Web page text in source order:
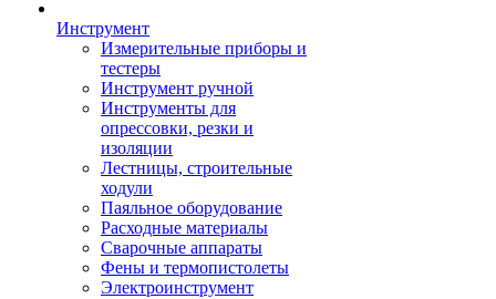
Инструмент
Измерительные приборы и
тестеры
Инструмент ручной
Инструменты для
опрессовки, резки и
изоляции
Лестницы, строительные
ходули
Паяльное оборудование
Расходные материалы
Сварочные аппараты
Фены и термопистолеты
Электроинструмент